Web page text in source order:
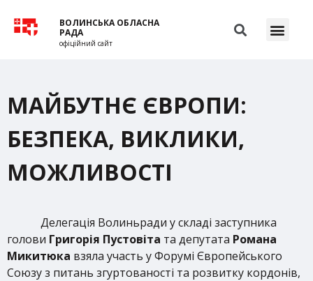
ВОЛИНСЬКА ОБЛАСНА
РАДА
офіційний сайт
МАЙБУТНЄ ЄВРОПИ:
БЕЗПЕКА, ВИКЛИКИ,
МОЖЛИВОСТІ
Делегація Волиньради у складі заступника
голови Григорія Пустовіта та депутата Романа
Микитюка взяла участь у Форумі Європейського
Союзу з питань згуртованості та розвитку кордонів,